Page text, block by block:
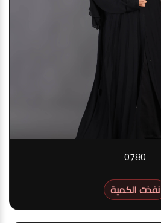
0780
نفذت الكمية